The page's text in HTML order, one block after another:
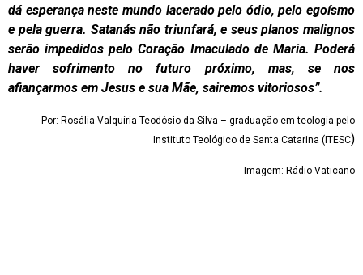
dá esperança neste mundo lacerado pelo ódio, pelo egoísmo
e pela guerra. Satanás não triunfará, e seus planos malignos
serão impedidos pelo Coração Imaculado de Maria. Poderá
haver sofrimento no futuro próximo, mas, se nos
afiançarmos em Jesus e sua Mãe, sairemos vitoriosos”.
Por: Rosália Valquíria Teodósio da Silva – graduação em teologia pelo
Instituto Teológico de Santa Catarina (ITESC)
Imagem: Rádio Vaticano